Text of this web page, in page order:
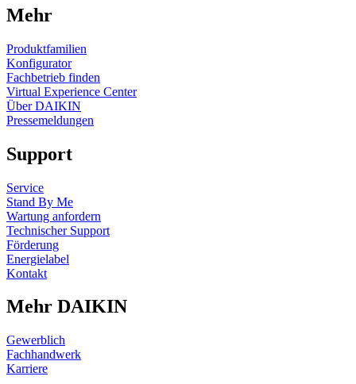
Mehr
Produktfamilien
Konfigurator
Fachbetrieb finden
Virtual Experience Center
Über DAIKIN
Pressemeldungen
Support
Service
Stand By Me
Wartung anfordern
Technischer Support
Förderung
Energielabel
Kontakt
Mehr DAIKIN
Gewerblich
Fachhandwerk
Karriere